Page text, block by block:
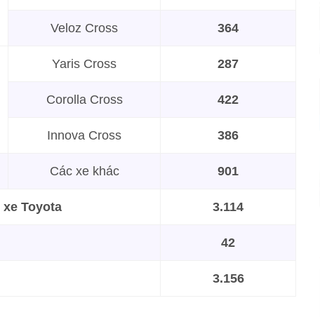
Veloz Cross 364
Yaris Cross 287
Corolla Cross 422
Innova Cross 386
Các xe khác 901
xe Toyota 3.114
42
3.156